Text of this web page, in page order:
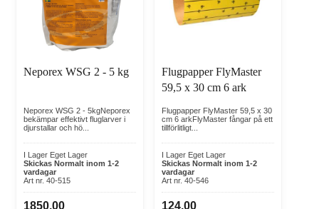
Flugbekämpning för lantbruk
För dig som arbetar med djurhållning erbjuder vi produkter
för flugbekämpning stall, flugbekämpning djurstall och
insektsbekämpning stall. Rätt produkter hjälper till att minska
flugproblem, irriterande flugor, flugor i stall, flugor kring djur
och flugor vid gödsel, vilket bidrar till bättre hygien, bättre
Flugfällor, flugfångare och flugmedel
I sortimentet finns flugfångare, flugfälla, flugfällor, flugfälla
stall, flugfälla lantbruk, flugsnöre, flugpapper, flugpåse,
flugmedel, flugmedel stall, flugmedel lantbruk och flugspray.
Produkterna passar för både förebyggande användning och
direkt bekämpning i häststall, kostall, fårstall, ladugårdar,
Neporex WSG 2 - 5 kg
Neporex WSG 2 - 5kgNeporex
bekämpar effektivt fluglarver i
djurstallar och hö...
I Lager Eget Lager
Skickas Normalt inom 1-2
vardagar
Art nr. 40-515
1850,00
Flugpapper FlyMaster
59,5 x 30 cm 6 ark
Flugpapper FlyMaster 59,5 x 30
cm 6 arkFlyMaster fångar på ett
tillförlitligt...
I Lager Eget Lager
Skickas Normalt inom 1-2
vardagar
Art nr. 40-546
124,00